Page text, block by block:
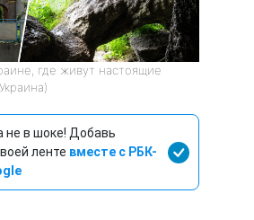
где живут настоящие
не в шоке! Добавь
ленте вместе с РБК-